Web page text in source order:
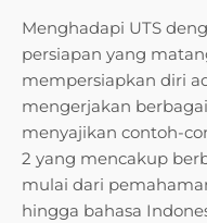
Menghadapi UTS
persiapan yang
mempersiapkan diri
mengerjakan
menyajikan contoh-
2 yang mencakup
mulai dari
hingga bahasa